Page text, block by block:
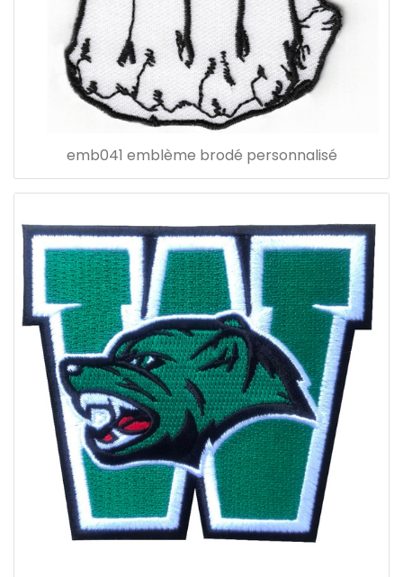
emb041 emblème brodé personnalisé